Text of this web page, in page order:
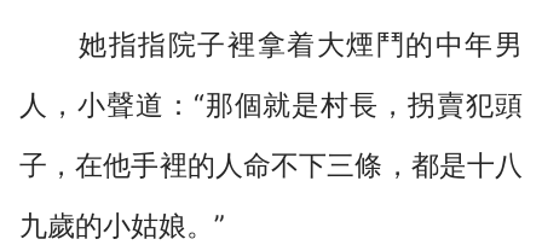
她指指院子裡拿着大煙鬥的中年男
人，小聲道：“那個就是村長，拐賣犯頭
子，在他手裡的人命不下三條，都是十八
九歲的小姑娘。”